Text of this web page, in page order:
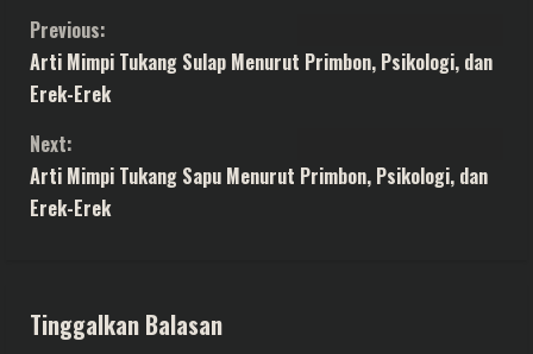
C
o
n
t
u
Previous:
Arti Mimpi Tukang Sulap Menurut Primbon, Psikologi, dan
Erek-Erek
Next:
Arti Mimpi Tukang Sapu Menurut Primbon, Psikologi, dan
Erek-Erek
Tinggalkan Balasan